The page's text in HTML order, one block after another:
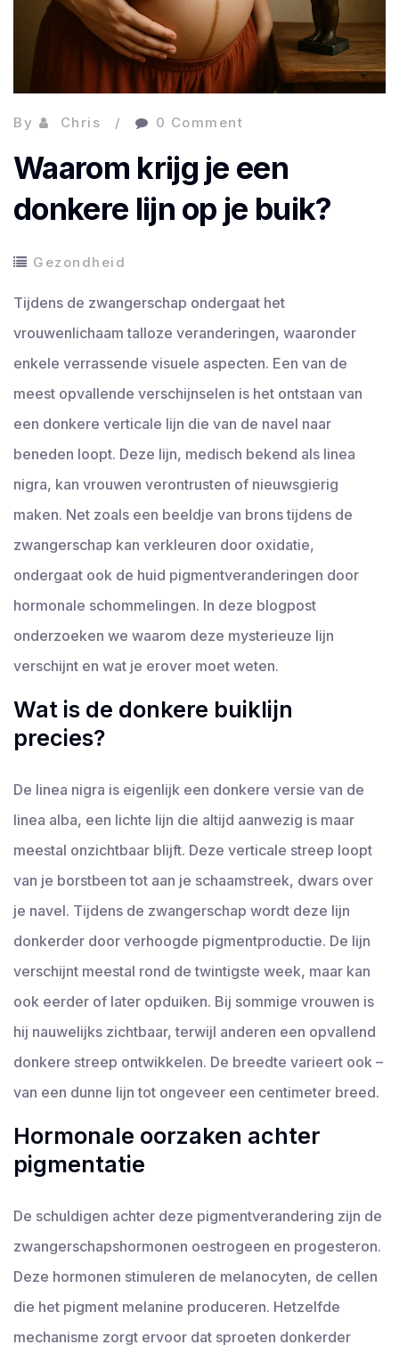
By Chris 0 Comment
Waarom krijg je een
donkere lijn op je buik?
Gezondheid
Tijdens de zwangerschap ondergaat het
vrouwenlichaam talloze veranderingen, waaronder
enkele verrassende visuele aspecten. Een van de
meest opvallende verschijnselen is het ontstaan van
een donkere verticale lijn die van de navel naar
beneden loopt. Deze lijn, medisch bekend als linea
nigra, kan vrouwen verontrusten of nieuwsgierig
maken. Net zoals een beeldje van brons tijdens de
zwangerschap kan verkleuren door oxidatie,
ondergaat ook de huid pigmentveranderingen door
hormonale schommelingen. In deze blogpost
onderzoeken we waarom deze mysterieuze lijn
verschijnt en wat je erover moet weten.
Wat is de donkere buiklijn
precies?
De linea nigra is eigenlijk een donkere versie van de
linea alba, een lichte lijn die altijd aanwezig is maar
meestal onzichtbaar blijft. Deze verticale streep loopt
van je borstbeen tot aan je schaamstreek, dwars over
je navel. Tijdens de zwangerschap wordt deze lijn
donkerder door verhoogde pigmentproductie. De lijn
verschijnt meestal rond de twintigste week, maar kan
ook eerder of later opduiken. Bij sommige vrouwen is
hij nauwelijks zichtbaar, terwijl anderen een opvallend
donkere streep ontwikkelen. De breedte varieert ook –
van een dunne lijn tot ongeveer een centimeter breed.
Hormonale oorzaken achter
pigmentatie
De schuldigen achter deze pigmentverandering zijn de
zwangerschapshormonen oestrogeen en progesteron.
Deze hormonen stimuleren de melanocyten, de cellen
die het pigment melanine produceren. Hetzelfde
mechanisme zorgt ervoor dat sproeten donkerder